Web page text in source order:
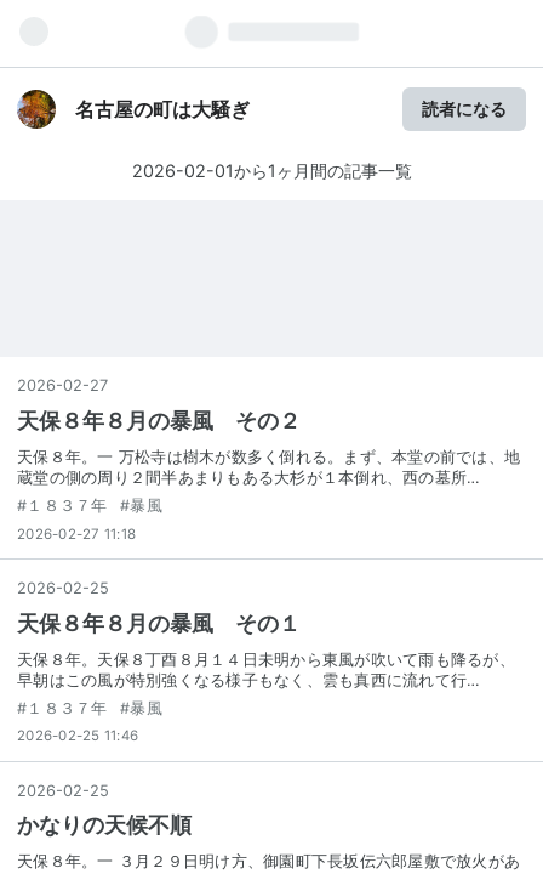
名古屋の町は大騒ぎ 読者になる
2026-02-01から1ヶ月間の記事一覧
2026-02-27
天保８年８月の暴風 その２
天保８年。一 万松寺は樹木が数多く倒れる。まず、本堂の前では、地
蔵堂の側の周り２間半あまりもある大杉が１本倒れ、西の墓所…
# １８３７年 #暴風
2026-02-27 11:18
2026-02-25
天保８年８月の暴風 その１
天保８年。天保８丁酉８月１４日未明から東風が吹いて雨も降るが、
早朝はこの風が特別強くなる様子もなく、雲も真西に流れて行…
# １８３７年 #暴風
2026-02-25 11:46
2026-02-25
かなりの天候不順
天保８年。一 ３月２９日明け方、御園町下長坂伝六郎屋敷で放火があ